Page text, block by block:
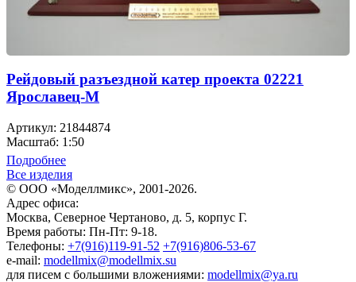
Рейдовый разъездной катер проекта 02221
Ярославец-М
Артикул: 21844874
Масштаб: 1:50
Подробнее
Все изделия
© ООО «Моделлмикс», 2001-2026.
Адрес офиса:
Москва, Северное Чертаново, д. 5, корпус Г.
Время работы: Пн-Пт: 9-18.
Телефоны: +7(916)119-91-52 +7(916)806-53-67
e-mail: modellmix@modellmix.su
для писем с большими вложениями: modellmix@ya.ru